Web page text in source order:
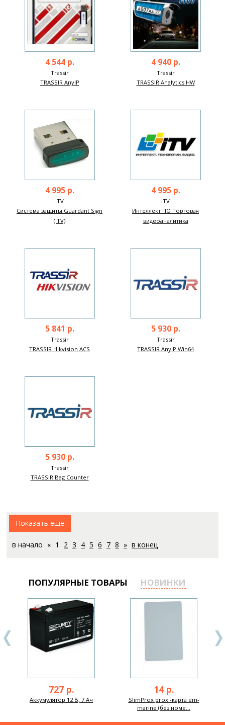
4 544 р.
Trassir
TRASSIR AnyIP
4 940 р.
Trassir
TRASSIR Analytics HW
4 995 р.
ITV
Система защиты Guardant Sign
(ITV)
4 995 р.
ITV
Интеллект ПО Торговая
видеоаналитика
5 841 р.
Trassir
TRASSIR Hikvision ACS
5 930 р.
Trassir
TRASSIR AnyIP Win64
5 930 р.
Trassir
TRASSIR Bag Counter
Показать ещё
в начало « 1 2 3 4 5 6 7 8 » в конец
ПОПУЛЯРНЫЕ ТОВАРЫ НОВИНКИ
727 р.
Аккумулятор 12 В, 7 Ач
14 р.
SlimProx proxi-карта em-
marine (без номе...